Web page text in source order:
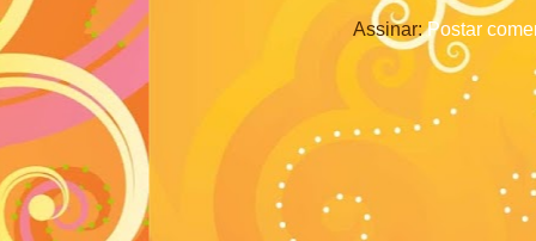
Assinar:Postar